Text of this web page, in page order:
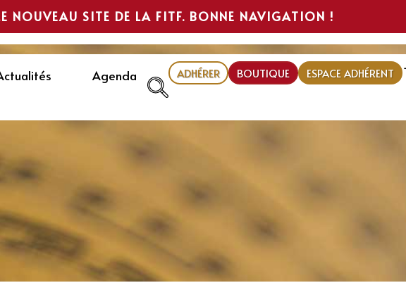
NOUVEAU SITE DE LA FITF. BONNE NAVIGATION !
Agenda
ADHÉRER BOUTIQUE ESPACE ADHÉRENT